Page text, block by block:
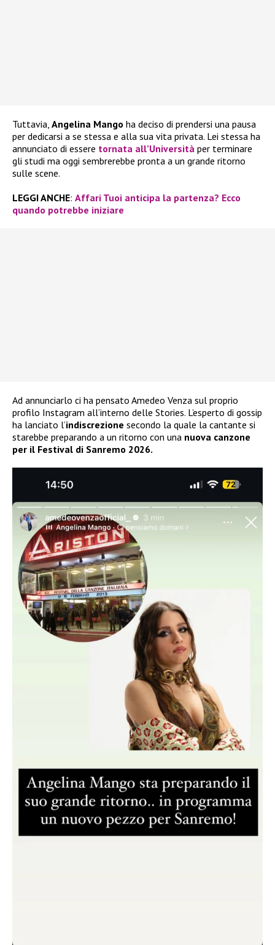
Tuttavia, Angelina Mango ha deciso di prendersi una pausa
per dedicarsi a se stessa e alla sua vita privata. Lei stessa ha
annunciato di essere tornata all’Università per terminare
gli studi ma oggi sembrerebbe pronta a un grande ritorno
sulle scene.
LEGGI ANCHE: Affari Tuoi anticipa la partenza? Ecco
quando potrebbe iniziare
Ad annunciarlo ci ha pensato Amedeo Venza sul proprio
profilo Instagram all’interno delle Stories. L’esperto di gossip
ha lanciato l’indiscrezione secondo la quale la cantante si
starebbe preparando a un ritorno con una nuova canzone
per il Festival di Sanremo 2026.